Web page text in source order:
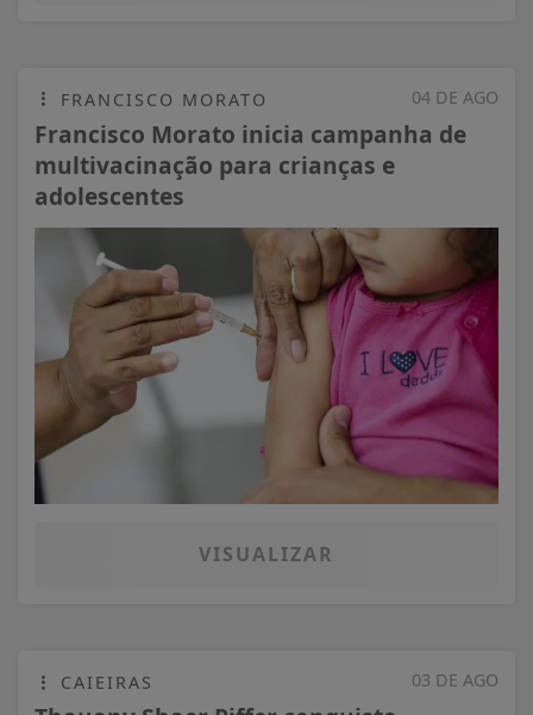
04 DE AGO
FRANCISCO MORATO
Francisco Morato inicia campanha de
multivacinação para crianças e
adolescentes
VISUALIZAR
03 DE AGO
CAIEIRAS